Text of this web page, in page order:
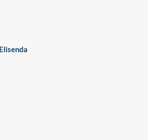
Elisenda